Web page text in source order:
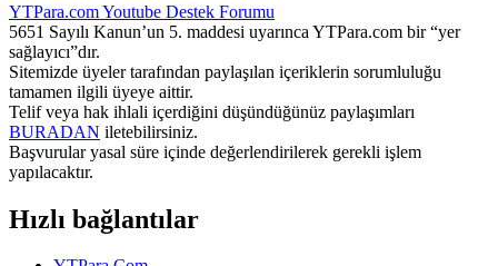
YTPara.comYoutube Destek Forumu
5651 Sayılı Kanun’un 5. maddesi uyarınca YTPara.com bir “yer
sağlayıcı”dır.
Sitemizde üyeler tarafından paylaşılan içeriklerin sorumluluğu
tamamen ilgili üyeye aittir.
Telif veya hak ihlali içerdiğini düşündüğünüz paylaşımları
BURADAN iletebilirsiniz.
Başvurular yasal süre içinde değerlendirilerek gerekli işlem
yapılacaktır.
Hızlı bağlantılar